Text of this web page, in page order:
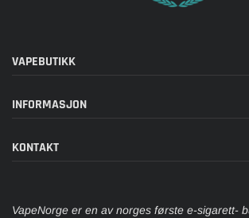
VAPEBUTIKK
INFORMASJON
KONTAKT
VapeNorge er en av norges første e-sigarett-